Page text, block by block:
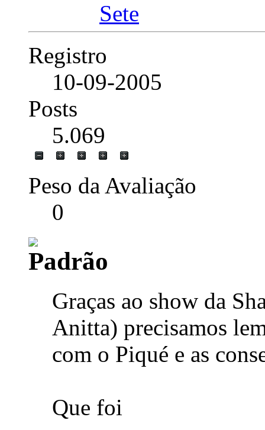
Registro
10-09-2005
Posts
5.069
Peso da Avaliação
0
Graças ao show da
Anitta) precisamos
com o Piqué e as
Que foi